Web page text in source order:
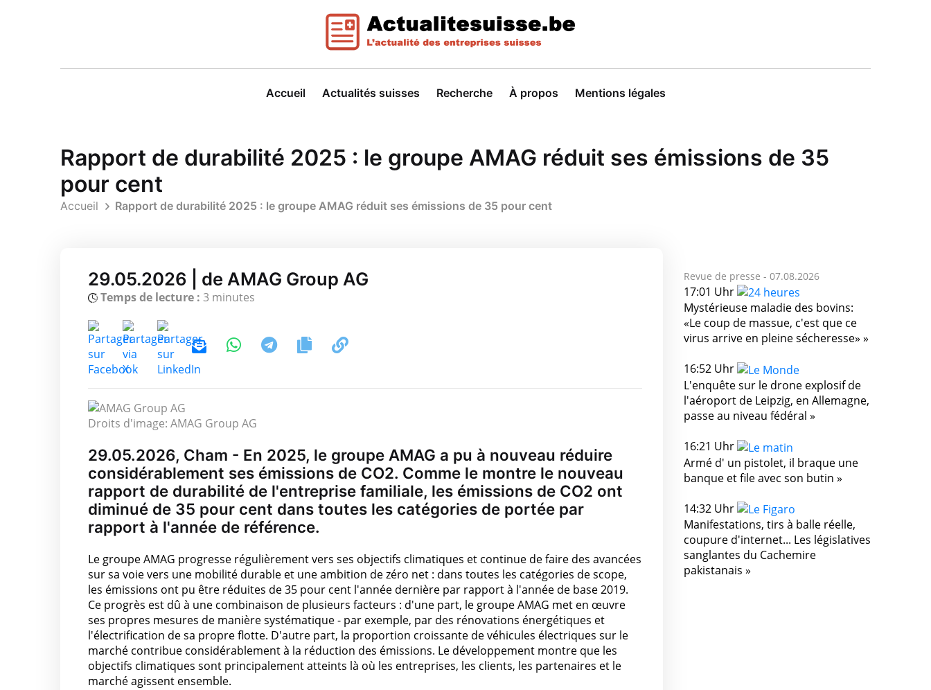
Accueil Actualités suisses Recherche À propos Mentions légales
Rapport de durabilité 2025 : le groupe AMAG réduit ses émissions de 35
pour cent
Accueil Rapport de durabilité 2025 : le groupe AMAG réduit ses émissions de 35 pour cent
29.05.2026 | de AMAG Group AG
Temps de lecture : 3 minutes
Droits d'image: AMAG Group AG
29.05.2026, Cham - En 2025, le groupe AMAG a pu à nouveau réduire
considérablement ses émissions de CO2. Comme le montre le nouveau
rapport de durabilité de l'entreprise familiale, les émissions de CO2 ont
diminué de 35 pour cent dans toutes les catégories de portée par
rapport à l'année de référence.
Le groupe AMAG progresse régulièrement vers ses objectifs climatiques et continue de faire des avancées
sur sa voie vers une mobilité durable et une ambition de zéro net : dans toutes les catégories de scope,
les émissions ont pu être réduites de 35 pour cent l'année dernière par rapport à l'année de base 2019.
Ce progrès est dû à une combinaison de plusieurs facteurs : d'une part, le groupe AMAG met en œuvre
ses propres mesures de manière systématique - par exemple, par des rénovations énergétiques et
l'électrification de sa propre flotte. D'autre part, la proportion croissante de véhicules électriques sur le
marché contribue considérablement à la réduction des émissions. Le développement montre que les
objectifs climatiques sont principalement atteints là où les entreprises, les clients, les partenaires et le
marché agissent ensemble.
Revue de presse - 07.08.2026
17:01 Uhr
Mystérieuse maladie des bovins:
«Le coup de massue, c'est que ce
virus arrive en pleine sécheresse» »
16:52 Uhr
L'enquête sur le drone explosif de
l'aéroport de Leipzig, en Allemagne,
passe au niveau fédéral »
16:21 Uhr
Armé d' un pistolet, il braque une
banque et file avec son butin »
14:32 Uhr
Manifestations, tirs à balle réelle,
coupure d'internet... Les législatives
sanglantes du Cachemire
pakistanais »